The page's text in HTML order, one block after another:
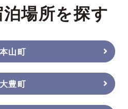
場所を探す
本山町
大豊町